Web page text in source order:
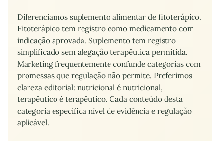
Diferenciamos suplemento alimentar de fitoterápico.
Fitoterápico tem registro como medicamento com
indicação aprovada. Suplemento tem registro
simplificado sem alegação terapêutica permitida.
Marketing frequentemente confunde categorias com
promessas que regulação não permite. Preferimos
clareza editorial: nutricional é nutricional,
terapêutico é terapêutico. Cada conteúdo desta
categoria especifica nível de evidência e regulação
aplicável.